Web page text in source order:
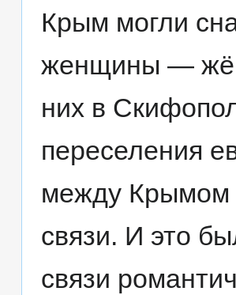
Крым могли
женщины —
них в
переселения
между Крымом
связи. И это
связи